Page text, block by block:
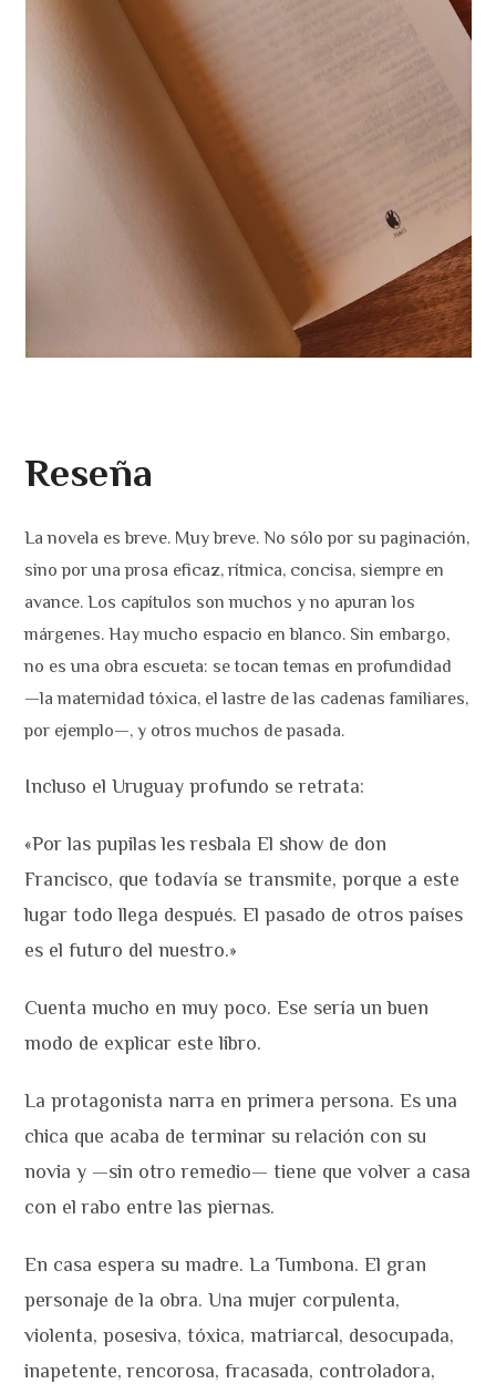
Reseña
La novela es breve. Muy breve. No sólo por su paginación,
sino por una prosa eficaz, rítmica, concisa, siempre en
avance. Los capítulos son muchos y no apuran los
márgenes. Hay mucho espacio en blanco. Sin embargo,
no es una obra escueta: se tocan temas en profundidad
—la maternidad tóxica, el lastre de las cadenas familiares,
por ejemplo—, y otros muchos de pasada.
Incluso el Uruguay profundo se retrata:
«Por las pupilas les resbala El show de don
Francisco, que todavía se transmite, porque a este
lugar todo llega después. El pasado de otros países
es el futuro del nuestro.»
Cuenta mucho en muy poco. Ese sería un buen
modo de explicar este libro.
La protagonista narra en primera persona. Es una
chica que acaba de terminar su relación con su
novia y —sin otro remedio— tiene que volver a casa
con el rabo entre las piernas.
En casa espera su madre. La Tumbona. El gran
personaje de la obra. Una mujer corpulenta,
violenta, posesiva, tóxica, matriarcal, desocupada,
inapetente, rencorosa, fracasada, controladora,